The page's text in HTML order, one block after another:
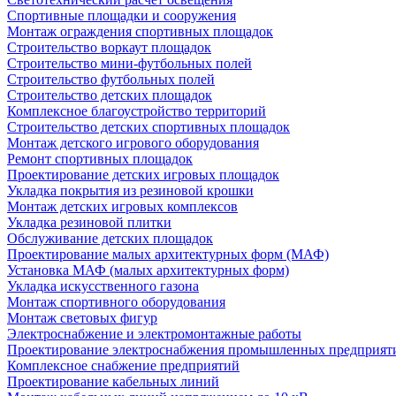
Спортивные площадки и сооружения
Монтаж ограждения спортивных площадок
Строительство воркаут площадок
Строительство мини-футбольных полей
Строительство футбольных полей
Строительство детских площадок
Комплексное благоустройство территорий
Строительство детских спортивных площадок
Монтаж детского игрового оборудования
Ремонт спортивных площадок
Проектирование детских игровых площадок
Укладка покрытия из резиновой крошки
Монтаж детских игровых комплексов
Укладка резиновой плитки
Обслуживание детских площадок
Проектирование малых архитектурных форм (МАФ)
Установка МАФ (малых архитектурных форм)
Укладка искусственного газона
Монтаж спортивного оборудования
Монтаж световых фигур
Электроснабжение и электромонтажные работы
Проектирование электроснабжения промышленных
Комплексное снабжение предприятий
Проектирование кабельных линий